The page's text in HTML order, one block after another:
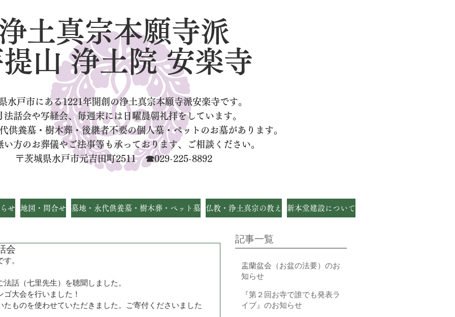
土真宗本願寺派
山 浄土院 安楽寺
水戸市にある1221年開創の浄土真宗本願寺派安楽寺です。
法話会や写経会、毎週末には日曜晨朝礼拝をしています。
供養墓・樹木葬・後継者不要の個人墓・ペットのお墓があります。
い方のお葬儀やご法事等も承っております、ご相談ください。
〒茨城県水戸市元吉田町2511 ☎029-225-8892
せ 地図・問合せ 墓地・永代供養墓・樹木葬・ペット墓 仏教・浄土真宗の教え 新本堂建設について
会
。
話（七里先生）を聴聞しました。
大会を行いました！
ものを使わせていただきました。ご寄付くださいました
記事一覧
盂蘭盆会（お盆の法要）のお
知らせ
『第２回お寺で誰でも発表ラ
イブ』のお知らせ